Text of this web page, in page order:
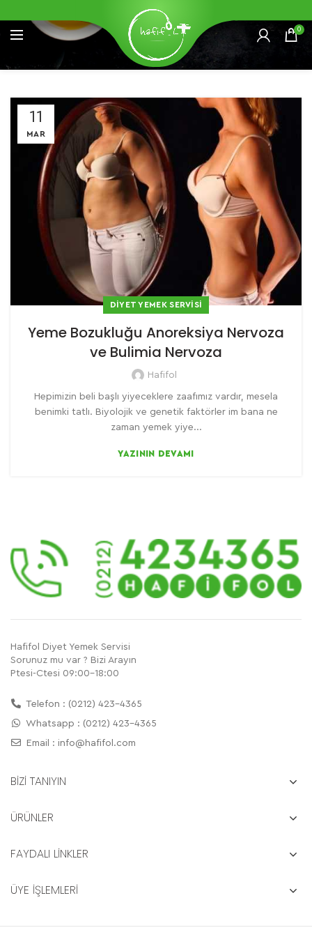
0
11
MAR
DIYET YEMEK SERVISI
Yeme Bozukluğu Anoreksiya Nervoza
ve Bulimia Nervoza
Hafifol
Hepimizin beli başlı yiyeceklere zaafımız vardır, mesela
benimki tatlı. Biyolojik ve genetik faktörler im bana ne
zaman yemek yiye...
YAZININ DEVAMI
Hafifol Diyet Yemek Servisi
Sorunuz mu var ? Bizi Arayın
Ptesi-Ctesi 09:00-18:00
Telefon : (0212) 423-4365
Whatsapp : (0212) 423-4365
Email : info@hafifol.com
BİZİ TANIYIN
ÜRÜNLER
FAYDALI LİNKLER
ÜYE İŞLEMLERİ